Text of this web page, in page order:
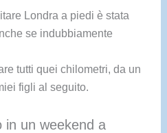
Londra a piedi è stata
se indubbiamente
tutti quei chilometri, da un
figli al seguito.
in un weekend a